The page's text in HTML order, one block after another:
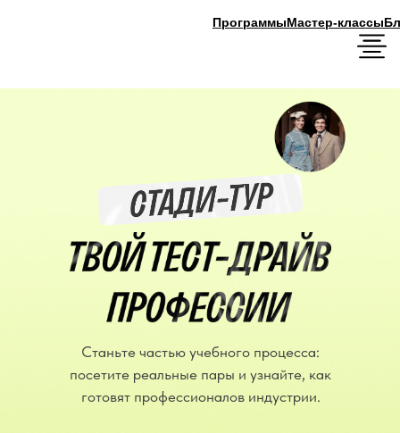
Мастер-классы Блог
Станьте частью учебного процесса:
посетите реальные пары и узнайте, как
готовят профессионалов индустрии.